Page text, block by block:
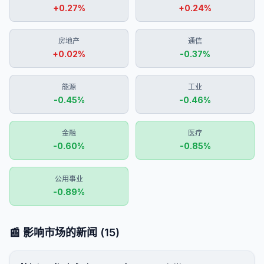
+0.27% +0.24%
房地产
+0.02%
通信
-0.37%
能源
-0.45%
工业
-0.46%
金融
-0.60%
医疗
-0.85%
公用事业
-0.89%
📰 影响市场的新闻 (15)